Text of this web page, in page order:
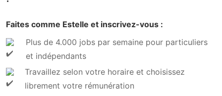
Faites comme Estelle et inscrivez-vous :
Plus de 4.000 jobs par semaine pour particuliers
et indépendants
Travaillez selon votre horaire et choisissez
librement votre rémunération